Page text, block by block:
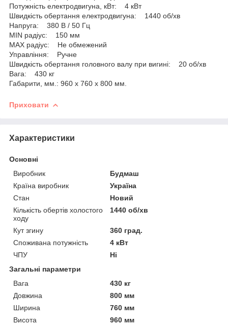
Потужність електродвигуна, кВт: 4 кВт
Швидкість обертання електродвигуна: 1440 об/хв
Напруга: 380 В / 50 Гц
MIN радіус: 150 мм
МАХ радіус: Не обмежений
Управління: Ручне
Швидкість обертання головного валу при вигині: 20 об/хв
Вага: 430 кг
Габарити, мм.: 960 х 760 х 800 мм.
Приховати
Характеристики
Основні
Виробник
Будмаш
Країна виробник
Україна
Стан
Новий
Кількість обертів холостого
ходу
1440 об/хв
Кут згину
360 град.
Споживана потужність
4 кВт
ЧПУ
Ні
Загальні параметри
Вага
430 кг
Довжина
800 мм
Ширина
760 мм
Висота
960 мм